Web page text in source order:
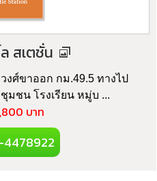
สเตชั่น
ศ์ขาออก กม.49.5 ทางไป
มชน โรงเรียน หมู่บ ...
บาท